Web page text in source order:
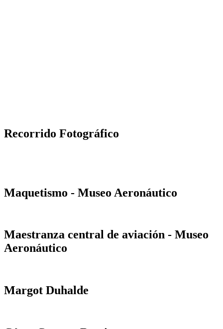
Recorrido Fotográfico
Maquetismo - Museo Aeronáutico
Maestranza central de aviación - Museo
Aeronáutico
Margot Duhalde